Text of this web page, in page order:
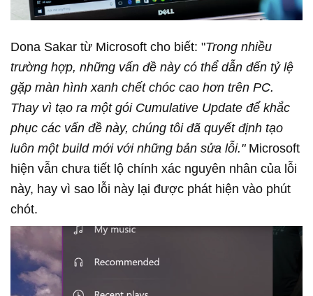
Dona Sakar từ Microsoft cho biết: "Trong nhiều
trường hợp, những vấn đề này có thể dẫn đến tỷ lệ
gặp màn hình xanh chết chóc cao hơn trên PC.
Thay vì tạo ra một gói Cumulative Update để khắc
phục các vấn đề này, chúng tôi đã quyết định tạo
luôn một build mới với những bản sửa lỗi." Microsoft
hiện vẫn chưa tiết lộ chính xác nguyên nhân của lỗi
này, hay vì sao lỗi này lại được phát hiện vào phút
chót.